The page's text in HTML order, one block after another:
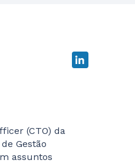
(CTO) da
Gestão
assuntos